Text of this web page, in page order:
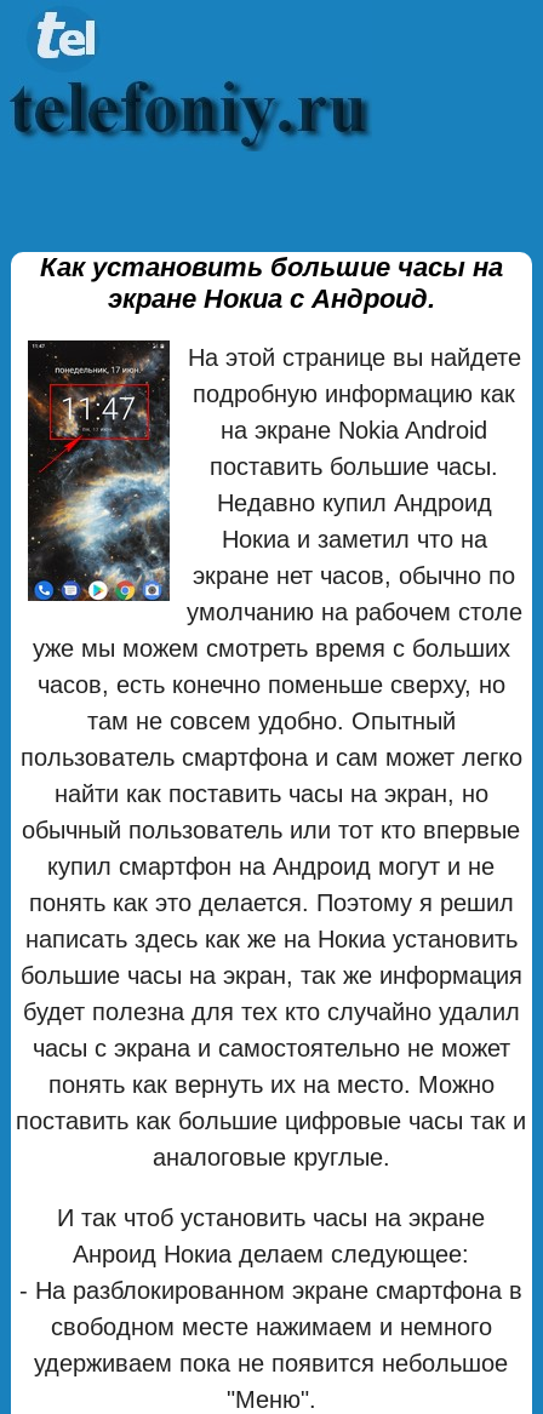
Как установить большие часы на
экране Нокиа с Андроид.
На этой странице вы найдете
подробную информацию как
на экране Nokia Android
поставить большие часы.
Недавно купил Андроид
Нокиа и заметил что на
экране нет часов, обычно по
умолчанию на рабочем столе
уже мы можем смотреть время с больших
часов, есть конечно поменьше сверху, но
там не совсем удобно. Опытный
пользователь смартфона и сам может легко
найти как поставить часы на экран, но
обычный пользователь или тот кто впервые
купил смартфон на Андроид могут и не
понять как это делается. Поэтому я решил
написать здесь как же на Нокиа установить
большие часы на экран, так же информация
будет полезна для тех кто случайно удалил
часы с экрана и самостоятельно не может
понять как вернуть их на место. Можно
поставить как большие цифровые часы так и
аналоговые круглые.
И так чтоб установить часы на экране
Анроид Нокиа делаем следующее:
- На разблокированном экране смартфона в
свободном месте нажимаем и немного
удерживаем пока не появится небольшое
"Меню".